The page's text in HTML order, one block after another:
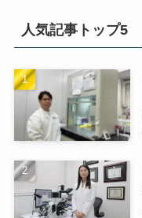
人気記事トップ5